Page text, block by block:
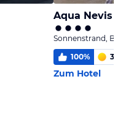
Aqua Nevis
Sonnenstrand,
100% 3,2
Zum Hotel